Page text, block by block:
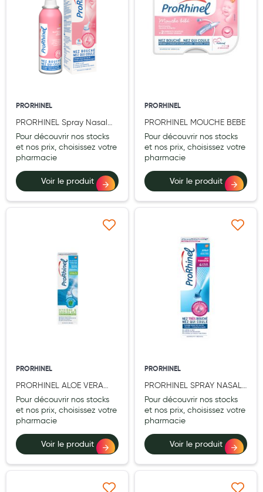
Biberons et tétines
Toilette du bébé
Accessoires bébé
Alimentation
Tisanes allaitement et compléments alimentaires
Accessoires maternité
Gammes spécifiques tisanes allaitement et compléments
maternité
Diététique minceur
Régimes médicaux
Gemmothérapie
Voies respiratoires
Oligothérapie
Compléments alimentaires
Médicaments et Santé
Premiers soins
PRORHINEL
PRORHINEL Spray Nasal
Nourrissons-Jeunes Enfants
100ml
Pour découvrir nos stocks
et nos prix, choisissez votre
pharmacie
Voir le produit
PRORHINEL
PRORHINEL MOUCHE BEBE
Pour découvrir nos stocks
et nos prix, choisissez votre
pharmacie
Voir le produit
PRORHINEL
PRORHINEL ALOE VERA
ENFANT/ADULTE 100ML
Pour découvrir nos stocks
et nos prix, choisissez votre
pharmacie
Voir le produit
Ajouter à ma liste d’envie
PRORHINEL
PRORHINEL SPRAY NASAL
JET TONIQUE ADULTE
100ML
Pour découvrir nos stocks
et nos prix, choisissez votre
pharmacie
Voir le produit
Ajouter à ma liste